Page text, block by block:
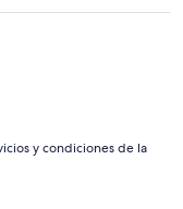
y condiciones de la